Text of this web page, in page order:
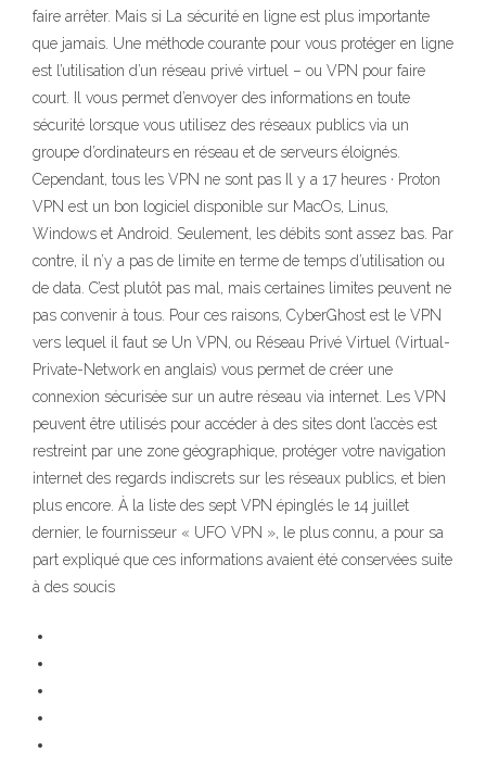
faire arrêter. Mais si La sécurité en ligne est plus importante
que jamais. Une méthode courante pour vous protéger en ligne
est l’utilisation d’un réseau privé virtuel – ou VPN pour faire
court. Il vous permet d’envoyer des informations en toute
sécurité lorsque vous utilisez des réseaux publics via un
groupe d’ordinateurs en réseau et de serveurs éloignés.
Cependant, tous les VPN ne sont pas Il y a 17 heures · Proton
VPN est un bon logiciel disponible sur MacOs, Linus,
Windows et Android. Seulement, les débits sont assez bas. Par
contre, il n’y a pas de limite en terme de temps d’utilisation ou
de data. C’est plutôt pas mal, mais certaines limites peuvent ne
pas convenir à tous. Pour ces raisons, CyberGhost est le VPN
vers lequel il faut se Un VPN, ou Réseau Privé Virtuel (Virtual-
Private-Network en anglais) vous permet de créer une
connexion sécurisée sur un autre réseau via internet. Les VPN
peuvent être utilisés pour accéder à des sites dont l’accès est
restreint par une zone géographique, protéger votre navigation
internet des regards indiscrets sur les réseaux publics, et bien
plus encore. À la liste des sept VPN épinglés le 14 juillet
dernier, le fournisseur « UFO VPN », le plus connu, a pour sa
part expliqué que ces informations avaient été conservées suite
à des soucis